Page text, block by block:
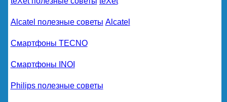
Alcatel полезные советы Alcatel
Смартфоны TECNO
Смартфоны INOI
Philips полезные советы